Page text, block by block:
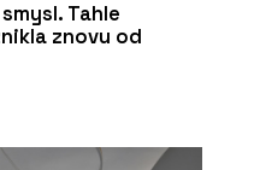
Tahle
znovu od